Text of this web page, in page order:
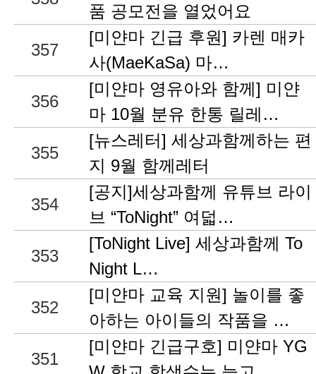
품 공모전을 열었어요
357
[미얀마 긴급 후원] 카렌 매카
사(MaeKaSa) 마…
356
[미얀마 영유아와 함께] 미얀
마 10월 분유 한통 릴레…
355
[뉴스레터] 세상과함께하는 편
지 9월 함께레터
354
[공지]세상과함께 유튜브 라이
브 “ToNight” 여덟…
353
[ToNight Live] 세상과함께 To
Night L…
352
[미얀마 교육 지원] 놀이를 좋
아하는 아이들의 작품을 …
351
[미얀마 긴급구호] 미얀마 YG